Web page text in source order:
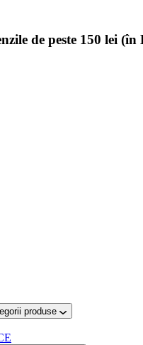
de peste 150 lei
produse